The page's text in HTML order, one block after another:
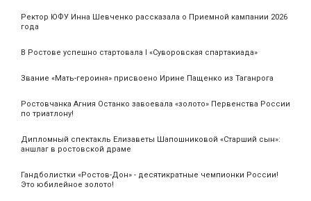
Ректор ЮФУ Инна Шевченко рассказала о Приемной кампании 2026
года
В Ростове успешно стартовала I «Суворовская спартакиада»
Звание «Мать‑героиня» присвоено Ирине Пащенко из Таганрога
Ростовчанка Агния Останко завоевала «золото» Первенства России
по триатлону!
Дипломный спектакль Елизаветы Шапошниковой «Старший сын»:
аншлаг в ростовской драме
Гандболистки «Ростов-Дон» - десятикратные чемпионки России!
Это юбилейное золото!